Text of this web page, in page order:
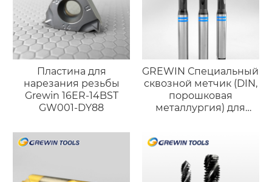
Пластина для
нарезания резьбы
Grewin 16ER-14BST
GW001-DY88
GREWIN Специальный
сквозной метчик (DIN,
порошковая
металлургия) для